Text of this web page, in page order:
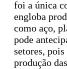
foi a única
engloba
como aço,
pode
setores,
produção